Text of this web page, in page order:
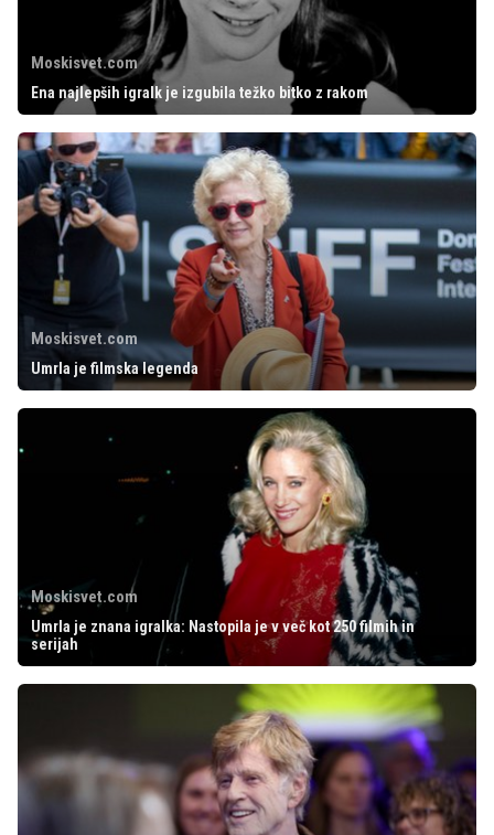
Moskisvet.com
Ena najlepših igralk je izgubila težko bitko z rakom
Moskisvet.com
Umrla je filmska legenda
Moskisvet.com
Umrla je znana igralka: Nastopila je v več kot 250 filmih in
serijah